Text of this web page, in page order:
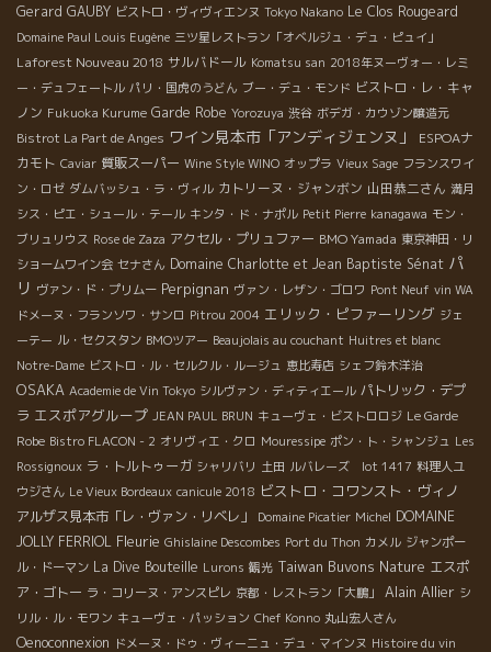
Gerard GAUBY ビストロ・ヴィヴィエンヌ Tokyo Nakano Le Clos Rougeard
Domaine Paul Louis Eugène 三ツ星レストラン「オベルジュ・デュ・ピュイ」
Laforest Nouveau 2018 サルバドール Komatsu san 2018年ヌーヴォー・レミ
ー・デュフェートル パリ・国虎のうどん ブー・デュ・モンド ビストロ・レ・キャ
ノン Fukuoka Kurume Garde Robe Yorozuya 渋谷 ボデガ・カウゾン醸造元
Bistrot La Part de Anges ワイン見本市「アンディジェンヌ」
ESPOAナ
カモト Caviar 質販スーパー Wine Style WINO オップラ Vieux Sage フランスワイ
ン・ロゼ ダムバッシュ・ラ・ヴィル カトリーヌ・ジャンボン 山田恭二さん 満月
シス・ピエ・シュール・テール キンタ・ド・ナポル Petit Pierre kanagawa モン・
ブリュリウス Rose de Zaza アクセル・プリュファー BMO Yamada 東京神田・リ
ショームワイン会 セナさん Domaine Charlotte et Jean Baptiste Sénat パ
リ ヴァン・ド・プリムー Perpignan ヴァン・レザン・ゴロワ Pont Neuf vin WA
ドメーヌ・フランソワ・サンロ Pitrou 2004 エリック・ピファーリング ジェ
ーテー ル・セクスタン BMOツアー Beaujolais au couchant Huitres et blanc
Notre-Dame ビストロ・ル・セルクル・ルージュ 恵比寿店 シェフ鈴木洋治
OSAKA Academie de Vin Tokyo シルヴァン・ディティエール パトリック・デプ
ラ エスポアグループ JEAN PAUL BRUN キューヴェ・ビストロロジ Le Garde
Robe Bistro FLACON - 2 オリヴィエ・クロ Mouressipe ポン・ト・シャンジュ Les
Rossignoux ラ・トルトゥーガ シャリバリ 土田 ルバレーズ lot 1417 料理人ユ
ウジさん Le Vieux Bordeaux canicule 2018 ビストロ・コワンスト・ヴィノ
アルザス見本市「レ・ヴァン・リベレ」 Domaine Picatier Michel DOMAINE
JOLLY FERRIOL Fleurie Ghislaine Descombes Port du Thon カメル ジャンポー
ル・ドーマン La Dive Bouteille Lurons 観光 Taiwan Buvons Nature エスポ
ア・ゴトー ラ・コリーヌ・アンスピレ 京都・レストラン「大鵬」 Alain Allier シ
リル・ル・モワン キューヴェ・パッション Chef Konno 丸山宏人さん
Oenoconnexion ドメーヌ・ドゥ・ヴィーニュ・デュ・マインヌ Histoire du vin